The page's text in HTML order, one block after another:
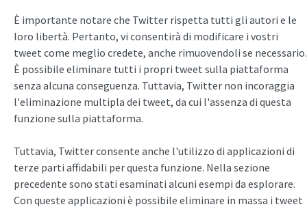
È importante notare che Twitter rispetta tutti gli autori e le
loro libertà. Pertanto, vi consentirà di modificare i vostri
tweet come meglio credete, anche rimuovendoli se necessario.
È possibile eliminare tutti i propri tweet sulla piattaforma
senza alcuna conseguenza. Tuttavia, Twitter non incoraggia
l'eliminazione multipla dei tweet, da cui l'assenza di questa
funzione sulla piattaforma.
Tuttavia, Twitter consente anche l'utilizzo di applicazioni di
terze parti affidabili per questa funzione. Nella sezione
precedente sono stati esaminati alcuni esempi da esplorare.
Con queste applicazioni è possibile eliminare in massa i tweet